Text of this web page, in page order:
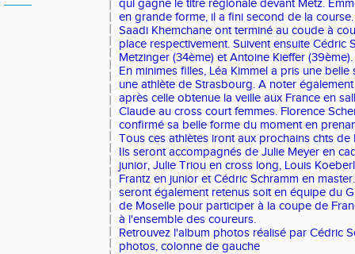
qui gagne le titre régionale devant Metz.
en grande forme, il a fini second de la
Saadi Khemchane ont terminé au coude à
place respectivement. Suivent ensuite Cédric
Metzinger (34ème) et Antoine Kieffer (39ème).
En minimes filles, Léa Kimmel a pris une
une athlète de Strasbourg. A noter
après celle obtenue la veille aux France en
Claude au cross court femmes. Florence
confirmé sa belle forme du moment en
Tous ces athlètes iront aux prochains chts de
Ils seront accompagnés de Julie Meyer en
junior, Julie Triou en cross long, Louis
Frantz en junior et Cédric Schramm en
seront également retenus soit en équipe du
de Moselle pour participer à la coupe de
à l'ensemble des coureurs.
Retrouvez l'album photos réalisé par Cédric
photos, colonne de gauche